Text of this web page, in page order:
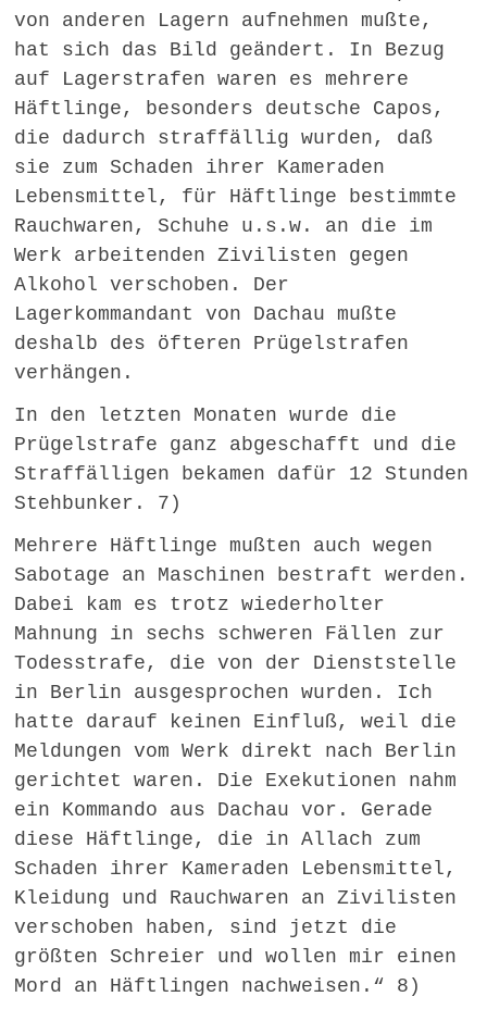
von anderen Lagern aufnehmen mußte,
hat sich das Bild geändert. In Bezug
auf Lagerstrafen waren es mehrere
Häftlinge, besonders deutsche Capos,
die dadurch straffällig wurden, daß
sie zum Schaden ihrer Kameraden
Lebensmittel, für Häftlinge bestimmte
Rauchwaren, Schuhe u.s.w. an die im
Werk arbeitenden Zivilisten gegen
Alkohol verschoben. Der
Lagerkommandant von Dachau mußte
deshalb des öfteren Prügelstrafen
verhängen.
In den letzten Monaten wurde die
Prügelstrafe ganz abgeschafft und die
Straffälligen bekamen dafür 12 Stunden
Stehbunker. 7)
Mehrere Häftlinge mußten auch wegen
Sabotage an Maschinen bestraft werden.
Dabei kam es trotz wiederholter
Mahnung in sechs schweren Fällen zur
Todesstrafe, die von der Dienststelle
in Berlin ausgesprochen wurden. Ich
hatte darauf keinen Einfluß, weil die
Meldungen vom Werk direkt nach Berlin
gerichtet waren. Die Exekutionen nahm
ein Kommando aus Dachau vor. Gerade
diese Häftlinge, die in Allach zum
Schaden ihrer Kameraden Lebensmittel,
Kleidung und Rauchwaren an Zivilisten
verschoben haben, sind jetzt die
größten Schreier und wollen mir einen
Mord an Häftlingen nachweisen.“ 8)